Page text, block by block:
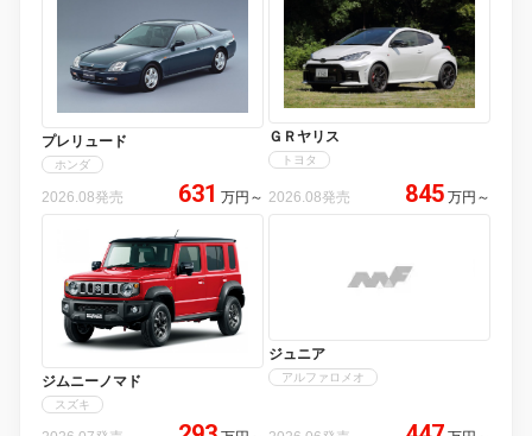
プレリュード
ホンダ
2026.08発売 631 万円 ～
ＧＲヤリス
トヨタ
2026.08発売 845 万円 ～
ジムニーノマド
スズキ
ジュニア
アルファロメオ